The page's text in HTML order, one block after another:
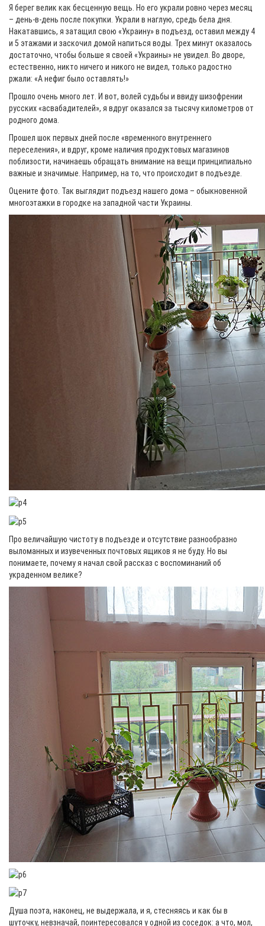
Я берег велик как бесценную вещь. Но его украли ровно через месяц
– день-в-день после покупки. Украли в наглую, средь бела дня.
Накатавшись, я затащил свою «Украину» в подъезд, оставил между 4
и 5 этажами и заскочил домой напиться воды. Трех минут оказалось
достаточно, чтобы больше я своей «Украины» не увидел. Во дворе,
естественно, никто ничего и никого не видел, только радостно
ржали: «А нефиг было оставлять!»
Прошло очень много лет. И вот, волей судьбы и ввиду шизофрении
русских «асвабадителей», я вдруг оказался за тысячу километров от
родного дома.
Прошел шок первых дней после «временного внутреннего
переселения», и вдруг, кроме наличия продуктовых магазинов
поблизости, начинаешь обращать внимание на вещи принципиально
важные и значимые. Например, на то, что происходит в подъезде.
Оцените фото. Так выглядит подъезд нашего дома – обыкновенной
многоэтажки в городке на западной части Украины.
Про величайшую чистоту в подъезде и отсутствие разнообразно
выломанных и изувеченных почтовых ящиков я не буду. Но вы
понимаете, почему я начал свой рассказ с воспоминаний об
украденном велике?
Душа поэта, наконец, не выдержала, и я, стесняясь и как бы в
шуточку, невзначай, поинтересовался у одной из соседок: а что, мол,